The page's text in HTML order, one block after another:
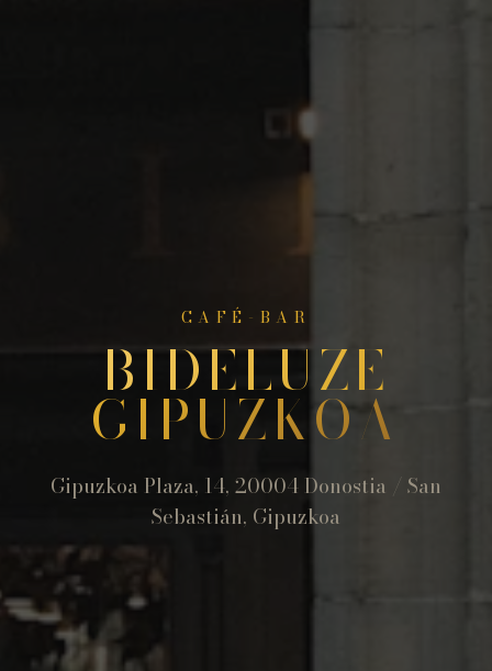
CAFÉ-BAR
BIDELUZE
GIPUZKOA
Gipuzkoa Plaza, 14, 20004 Donostia / San
Sebastián, Gipuzkoa